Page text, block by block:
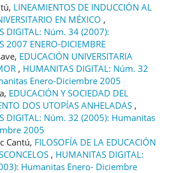
LINEAMIENTOS DE INDUCCIÓN AL
EN MÉXICO ,
DIGITAL: Núm. 34 (2007):
2007 ENERO-DICIEMBRE
EDUCACIÓN UNIVERSITARIA
, HUMANITAS DIGITAL: Núm. 32
Enero-Diciembre 2005
EDUCACIÓN Y SOCIEDAD DEL
DOS UTOPÍAS ANHELADAS ,
DIGITAL: Núm. 32 (2005): Humanitas
2005
Cantú, FILOSOFÍA DE LA EDUCACIÓN
, HUMANITAS DIGITAL:
Humanitas Enero- Diciembre